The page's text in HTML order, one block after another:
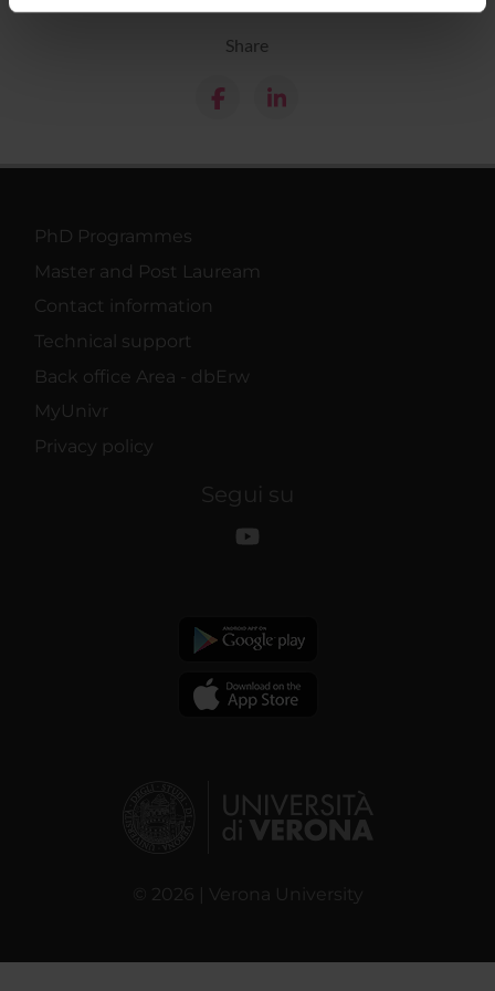
nostri partner che si occupano di analisi dei dati web,
con altre informazioni che hai fornito loro o che hanno
Share
PhD Programmes
Master and Post Lauream
Contact information
Technical support
Back office Area - dbErw
MyUnivr
Privacy policy
Segui su
© 2026 | Verona University